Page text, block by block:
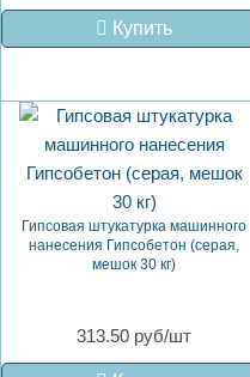
Купить
Гипсовая штукатурка машинного
нанесения Гипсобетон (серая,
мешок 30 кг)
313.50 руб/шт